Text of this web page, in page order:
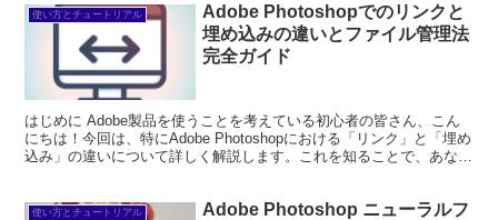
使い方とチュートリアル
Adobe Photoshopでのリンクと
埋め込みの違いとファイル管理法
完全ガイド
はじめに Adobe製品を使うことを考えている初心者の皆さん、こん
にちは！今回は、特にAdobe Photoshopにおける「リンク」と「埋め
込み」の違いについて詳しく解説します。これを知ることで、あなた
使い方とチュートリアル
Adobe Photoshop ニューラルフ